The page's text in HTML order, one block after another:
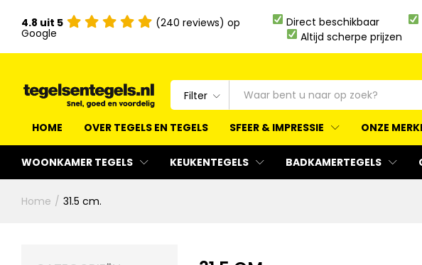
4.8 uit 5 (240 reviews) op
Google
Direct beschikbaar
Altijd scherpe prijzen
Filter
HOME OVER TEGELS EN TEGELS SFEER & IMPRESSIE ONZE
WOONKAMER TEGELS KEUKENTEGELS BADKAMERTEGELS
Home / 31.5 cm.